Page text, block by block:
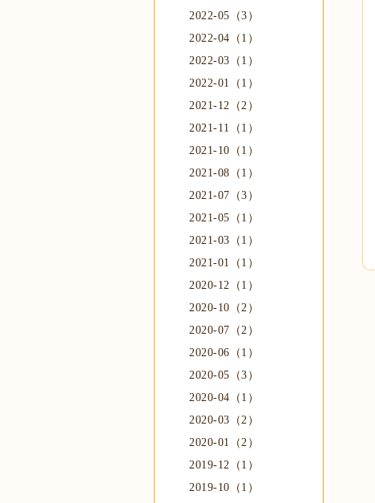
2022-05（3）
2022-04（1）
2022-03（1）
2022-01（1）
2021-12（2）
2021-11（1）
2021-10（1）
2021-08（1）
2021-07（3）
2021-05（1）
2021-03（1）
2021-01（1）
2020-12（1）
2020-10（2）
2020-07（2）
2020-06（1）
2020-05（3）
2020-04（1）
2020-03（2）
2020-01（2）
2019-12（1）
2019-10（1）